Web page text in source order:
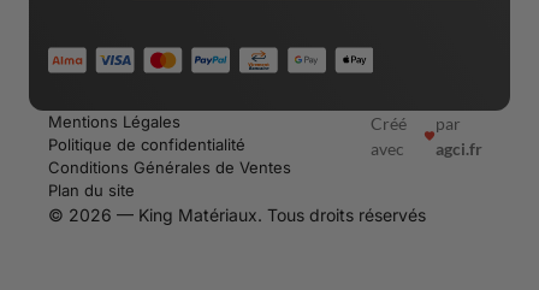
© 2026 — King Matériaux. Tous droits réservés
Mentions Légales
Politique de confidentialité
Conditions Générales de Ventes
Plan du site
Créé
avec
par
agci.fr